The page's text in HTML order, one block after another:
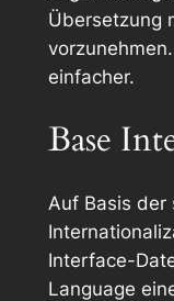
Übersetzung
einfacher.
Base
Auf Basis der
Interface-
Language